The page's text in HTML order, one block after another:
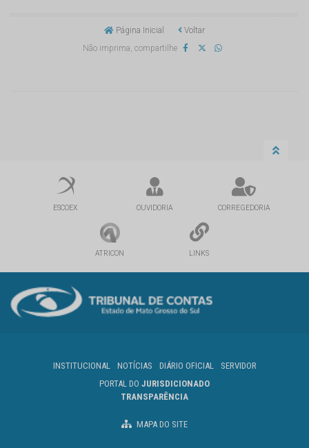
Página Inicial
Voltar
Não imprima, compartilhe
ESCOEX OUVIDORIA CORREGEDORIA
ATRICON LINKS
INSTITUCIONAL NOTÍCIAS DIÁRIO OFICIAL
SERVIDOR
PORTAL DO JURISDICIONADO
TRANSPARÊNCIA
MAPA DO SITE